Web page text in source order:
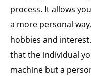
process. It allows
a more personal
hobbies and
that the individual
machine but a